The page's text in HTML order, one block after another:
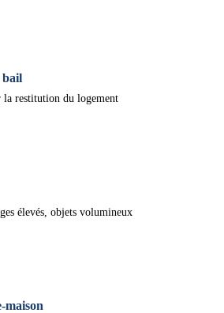
bail
la restitution du logement
élevés, objets volumineux
maison